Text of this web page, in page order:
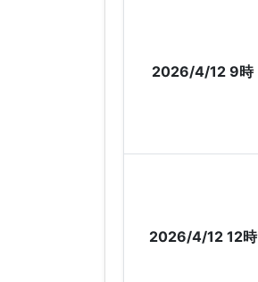
2026/4/12 9時
2026/4/12 12時